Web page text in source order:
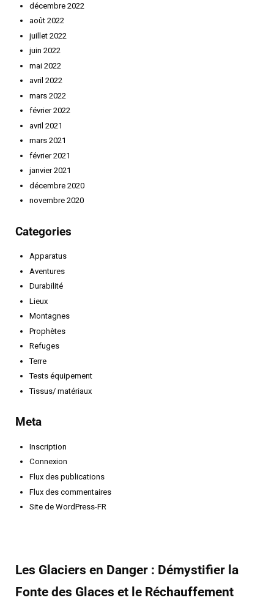
Les Glaciers en Danger : Démystifier la
Fonte des Glaces et le Réchauffement
décembre 2022
août 2022
juillet 2022
juin 2022
mai 2022
avril 2022
mars 2022
février 2022
avril 2021
mars 2021
février 2021
janvier 2021
décembre 2020
novembre 2020
Categories
Apparatus
Aventures
Durabilité
Lieux
Montagnes
Prophètes
Refuges
Terre
Tests équipement
Tissus/ matériaux
Meta
Inscription
Connexion
Flux des publications
Flux des commentaires
Site de WordPress-FR